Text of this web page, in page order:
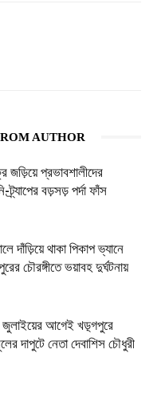
AUTHOR
প্রভাবশালীদের
ট্র্যাপের বড়সড় পর্দা ফাঁস
থাকা পিকাপ ভ্যানে
চৌরঙ্গীতে ভয়াবহ দুর্ঘটনায়
আগেই খড়্গপুরে
দাপুটে নেতা দেবাশিস চৌধুরী